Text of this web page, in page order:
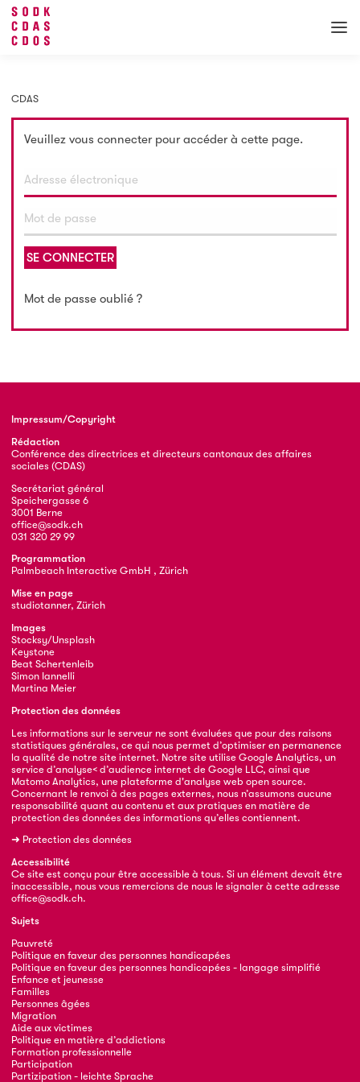
CDAS
Veuillez vous connecter pour accéder à cette page.
SE CONNECTER
Mot de passe oublié ?
Impressum/Copyright
Rédaction
Conférence des directrices et directeurs cantonaux des affaires
sociales (CDAS)
Secrétariat général
Speichergasse 6
3001 Berne
office@sodk.ch
031 320 29 99
Programmation
Palmbeach Interactive GmbH , Zürich
Mise en page
studiotanner, Zürich
Images
Stocksy/Unsplash
Keystone
Beat Schertenleib
Simon Iannelli
Martina Meier
Protection des données
Les informations sur le serveur ne sont évaluées que pour des raisons
statistiques générales, ce qui nous permet d’optimiser en permanence
la qualité de notre site internet. Notre site utilise Google Analytics, un
service d’analyse< d’audience internet de Google LLC, ainsi que
Matomo Analytics, une plateforme d'analyse web open source.
Concernant le renvoi à des pages externes, nous n’assumons aucune
responsabilité quant au contenu et aux pratiques en matière de
protection des données des informations qu’elles contiennent.
➜ Protection des données
Accessibilité
Ce site est conçu pour être accessible à tous. Si un élément devait être
inaccessible, nous vous remercions de nous le signaler à cette adresse
office@sodk.ch.
Sujets
Pauvreté
Politique en faveur des personnes handicapées
Politique en faveur des personnes handicapées - langage simplifié
Enfance et jeunesse
Familles
Personnes âgées
Migration
Aide aux victimes
Politique en matière d’addictions
Formation professionnelle
Participation
Partizipation - leichte Sprache